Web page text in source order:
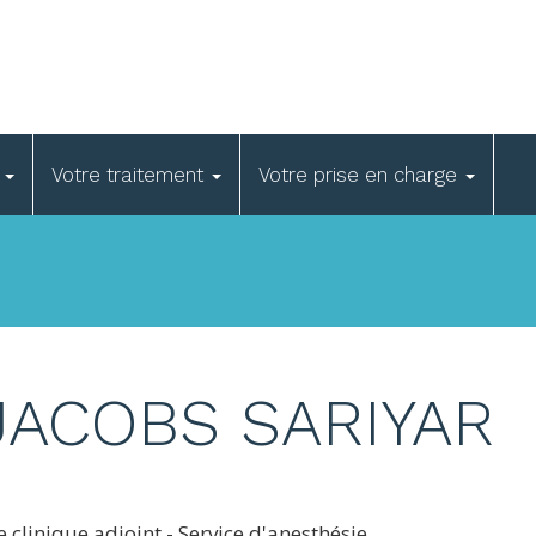
Votre traitement Votre prise en charge
SARIYAR